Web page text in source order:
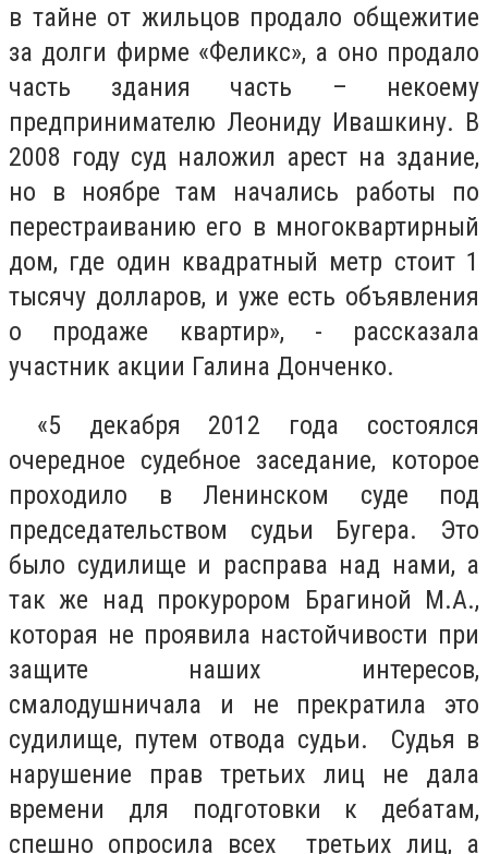
в тайне от жильцов продало общежитие
за долги фирме «Феликс», а оно продало
часть здания часть – некоему
предпринимателю Леониду Ивашкину. В
2008 году суд наложил арест на здание,
но в ноябре там начались работы по
перестраиванию его в многоквартирный
дом, где один квадратный метр стоит 1
тысячу долларов, и уже есть объявления
о продаже квартир», - рассказала
участник акции Галина Донченко.
«5 декабря 2012 года состоялся
очередное судебное заседание, которое
проходило в Ленинском суде под
председательством судьи Бугера. Это
было судилище и расправа над нами, а
так же над прокурором Брагиной М.А.,
которая не проявила настойчивости при
защите наших интересов,
смалодушничала и не прекратила это
судилище, путем отвода судьи. Судья в
нарушение прав третьих лиц не дала
времени для подготовки к дебатам,
спешно опросила всех третьих лиц, а